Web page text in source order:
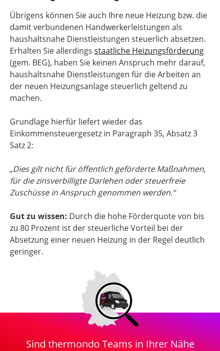
Übrigens können Sie auch Ihre neue Heizung bzw. die
damit verbundenen Handwerkerleistungen als
haushaltsnahe Dienstleistungen steuerlich absetzen.
Erhalten Sie allerdings staatliche Heizungsförderung
(gem. BEG), haben Sie keinen Anspruch mehr darauf,
haushaltsnahe Dienstleistungen für die Arbeiten an
der neuen Heizungsanlage steuerlich geltend zu
machen.
Grundlage hierfür liefert wieder das
Einkommensteuergesetz in Paragraph 35, Absatz 3
Satz 2:
„Dies gilt nicht für öffentlich geförderte Maßnahmen,
für die zinsverbilligte Darlehen oder steuerfreie
Zuschüsse in Anspruch genommen werden.“
Gut zu wissen: Durch die hohe Förderquote von bis
zu 80 Prozent ist der steuerliche Vorteil bei der
Absetzung einer neuen Heizung in der Regel deutlich
geringer.
Sind thermondo Teams in Ihrer Nähe